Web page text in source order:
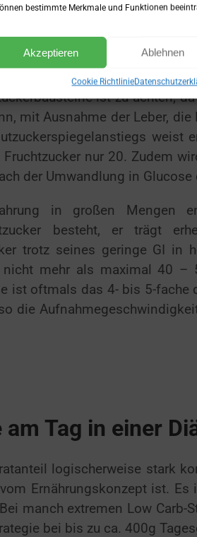
bestimmte Merkmale und Funktionen
Akzeptieren Ablehnen
Cookie Richtlinie
ist zu achten,
mit Ausnahme der Leber,
weist
nur 20. Zudem
der Umwandlung in Glucose
in großen Mengen
besteht, er trägt
trotz seines geringe GI in
mehr als maximal 40 –
ist oftmals das 4- bis 5-fache
die
Tag in einer
logischerweise stark
Ernährungskonzept ist.
manch extremen Low Carb-
bei bis zu ca. 400g